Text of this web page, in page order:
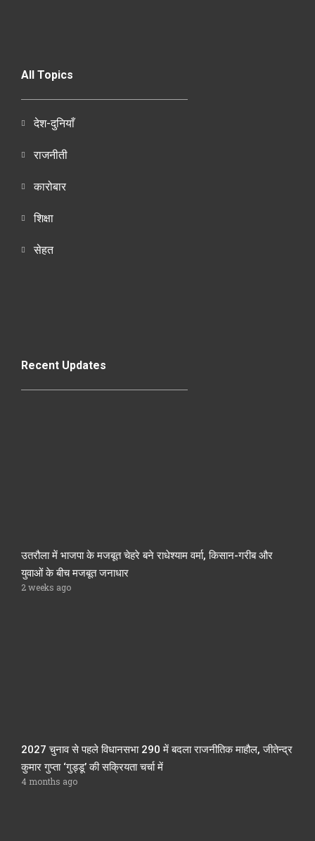
All Topics
देश-दुनियाँ
राजनीती
कारोबार
शिक्षा
सेहत
Recent Updates
उतरौला में भाजपा के मजबूत चेहरे बने राधेश्याम वर्मा, किसान-गरीब और
युवाओं के बीच मजबूत जनाधार
2 weeks ago
2027 चुनाव से पहले विधानसभा 290 में बदला राजनीतिक माहौल, जीतेन्द्र
कुमार गुप्ता ‘गुड्डू’ की सक्रियता चर्चा में
4 months ago